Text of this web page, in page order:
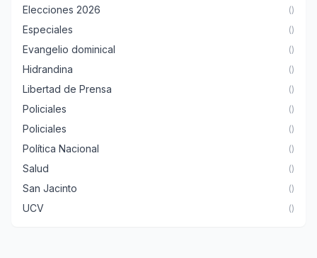
Elecciones 2026 ()
Especiales ()
Evangelio dominical ()
Hidrandina ()
Libertad de Prensa ()
Policiales ()
Policiales ()
Política Nacional ()
Salud ()
San Jacinto ()
UCV ()